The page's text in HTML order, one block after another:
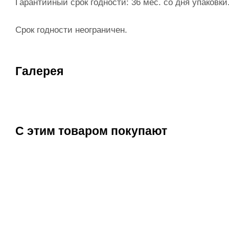
Гарантийный срок годности: 36 мес. со дня упаковки.
Срок годности неограничен.
Галерея
С этим товаром покупают